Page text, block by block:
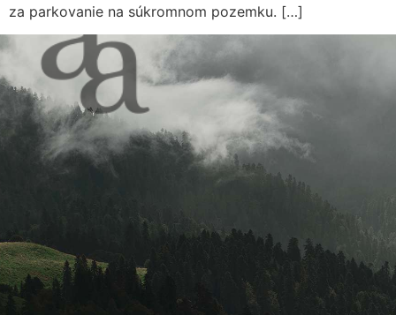
za parkovanie na súkromnom pozemku. […]